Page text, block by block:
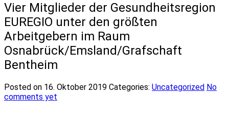
Vier Mitglieder der Gesundheitsregion
EUREGIO unter den größten
Arbeitgebern im Raum
Osnabrück/Emsland/Grafschaft
Bentheim
Posted on 16. Oktober 2019 Categories: Uncategorized No
comments yet